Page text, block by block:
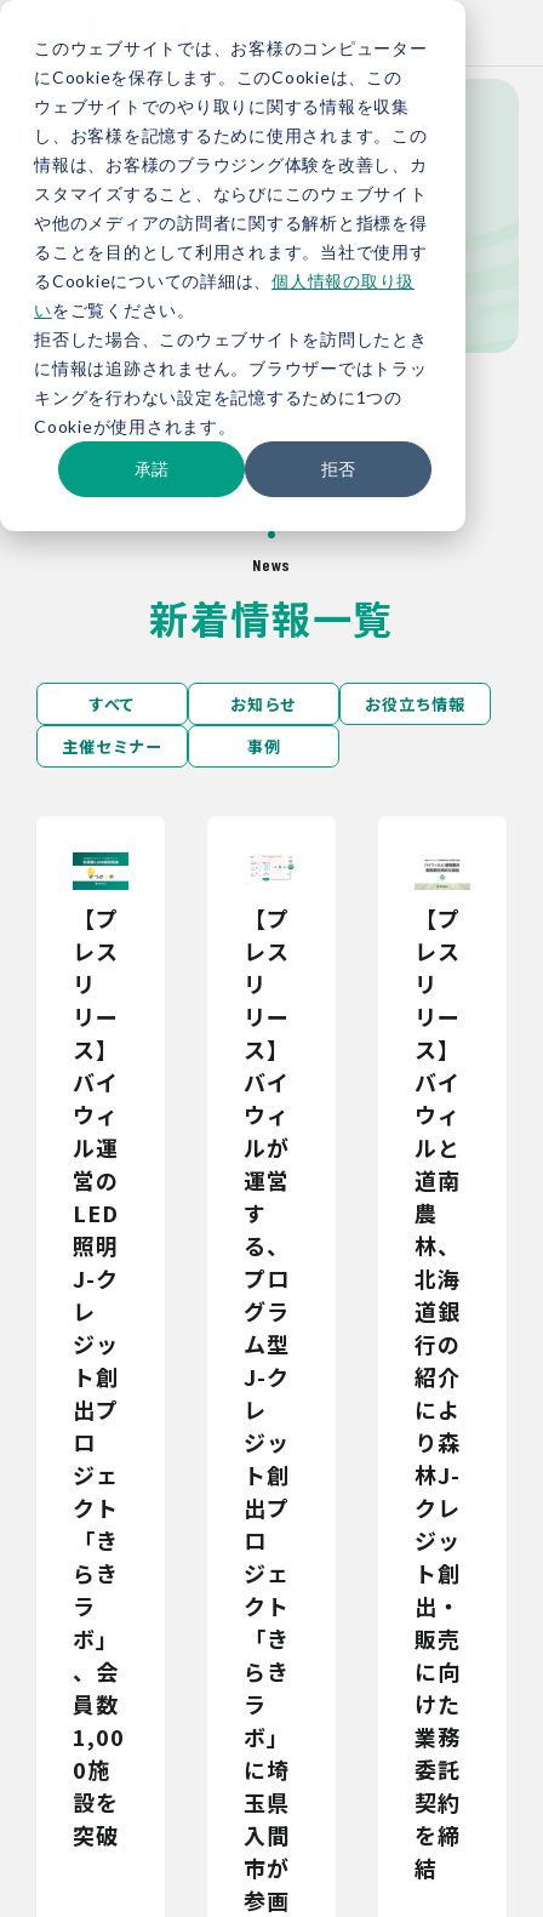
このウェブサイトでは、お客様のコンピューター
にCookieを保存します。このCookieは、この
ウェブサイトでのやり取りに関する情報を収集
し、お客様を記憶するために使用されます。この
情報は、お客様のブラウジング体験を改善し、カ
スタマイズすること、ならびにこのウェブサイト
や他のメディアの訪問者に関する解析と指標を得
ることを目的として利用されます。当社で使用す
るCookieについての詳細は、 個人情報の取り扱
いをご覧ください。
拒否した場合、このウェブサイトを訪問したとき
に情報は追跡されません。ブラウザーではトラッ
キングを行わない設定を記憶するために1つの
Cookieが使用されます。
承諾 拒否
News
新着情報
TOP 新着情報
News
新着情報一覧
すべて お知らせ
お役立ち情報
主催セミナー
事例
【プ
レス
リ
リー
ス】
バイ
ウィ
ル運
営の
LED
照明
J-ク
レ
ジッ
ト創
出プ
ロ
ジェ
クト
「き
らき
ラ
ボ」
、会
員数
1,00
0施
設を
突破
【プ
レス
リ
リー
ス】
バイ
ウィ
ルが
運営
す
る、
プロ
グラ
ム型
J-ク
レ
ジッ
ト創
出プ
ロ
ジェ
クト
「き
らき
ラ
ボ」
に埼
玉県
入間
市が
参画
【プ
レス
リ
リー
ス】
バイ
ウィ
ルと
道南
農
林、
北海
道銀
行の
紹介
によ
り森
林J-
クレ
ジッ
ト創
出・
販売
に向
けた
業務
委託
契約
を締
結